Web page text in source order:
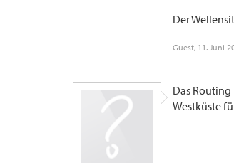
Der
Guest, 11. Juni
Das
Westküste